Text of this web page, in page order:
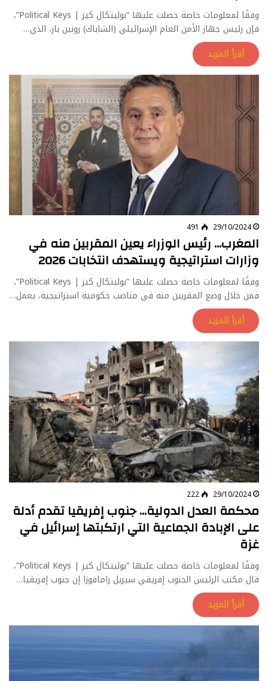
وفقًا لمعلومات خاصة حصلت عليها “بوليتكال كيز | Political Keys”،
فإن رئيس جهاز الأمن العام الإسرائيلي (الشاباك) رونين بار، الذي…
أقرأ المزيد
29/10/2024
491
المغرب… رئيس الوزراء يعين المقربين منه في
وزارات استراتيجية ويستهدف انتخابات 2026
وفقًا لمعلومات خاصة حصلت عليها “بوليتكال كيز | Political Keys”،
فمن خلال وضع المقربين منه في مناصب حكومية استراتيجية، يعمل…
أقرأ المزيد
29/10/2024
222
محكمة العدل الدولية… جنوب إفريقيا تقدم أدلة
على الإبادة الجماعية التي ارتكبتها إسرائيل في
غزة
وفقًا لمعلومات خاصة حصلت عليها “بوليتكال كيز | Political Keys”،
قال مكتب الرئيس الجنوب إفريقي سيريل رامافوزا إن جنوب إفريقيا…
أقرأ المزيد